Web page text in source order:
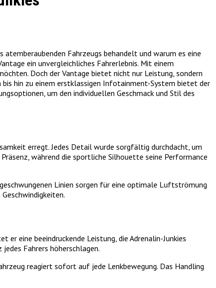
Fahrzeugs behandelt und warum es eine
ein unvergleichliches Fahrerlebnis. Mit einem
Doch der Vantage bietet nicht nur Leistung, sondern
hin zu einem erstklassigen Infotainment-System bietet der
um den individuellen Geschmack und Stil des
erregt. Jedes Detail wurde sorgfältig durchdacht, um
während die sportliche Silhouette seine Performance
Linien sorgen für eine optimale Luftströmung
eine beeindruckende Leistung, die Adrenalin-Junkies
Fahrers höherschlagen.
reagiert sofort auf jede Lenkbewegung. Das Handling